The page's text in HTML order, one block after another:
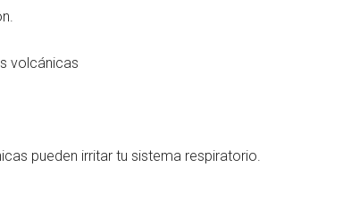
volcánicas
pueden irritar tu sistema respiratorio.